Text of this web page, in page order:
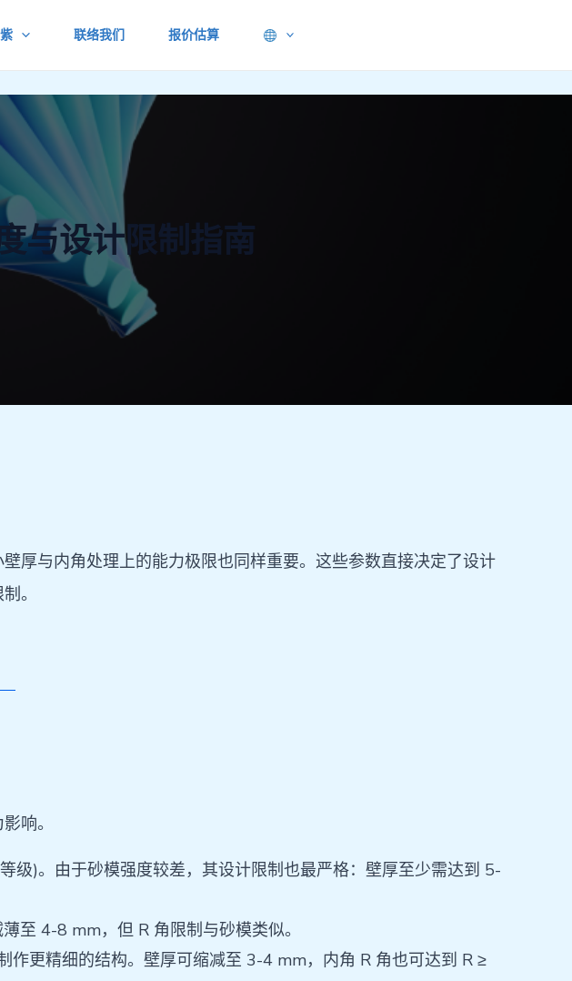
联络我们 报价估算
与设计限制指南
厚与内角处理上的能力极限也同样重要。这些参数直接决定了设计
。
响。
)。由于砂模强度较差，其设计限制也最严格：壁厚至少需达到 5-
至 4-8 mm，但 R 角限制与砂模类似。
更精细的结构。壁厚可缩减至 3-4 mm，内角 R 角也可达到 R ≥